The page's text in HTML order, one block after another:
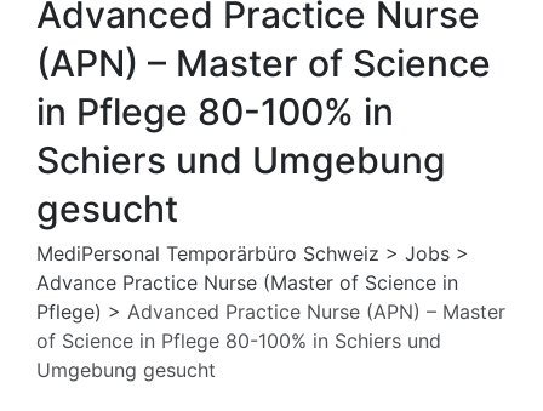
Advanced Practice Nurse
(APN) – Master of Science
in Pflege 80-100% in
Schiers und Umgebung
gesucht
MediPersonal Temporärbüro Schweiz > Jobs >
Advance Practice Nurse (Master of Science in
Pflege) > Advanced Practice Nurse (APN) – Master
of Science in Pflege 80-100% in Schiers und
Umgebung gesucht